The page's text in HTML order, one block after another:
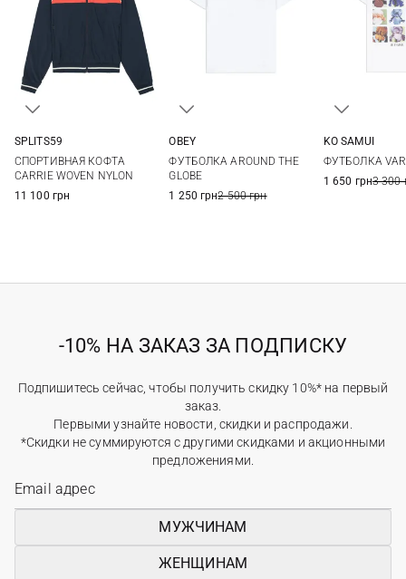
XL
SPLITS59
СПОРТИВНАЯ КОФТА
CARRIE WOVEN NYLON
11 100 грн
OBEY
ФУТБОЛКА AROUND THE
GLOBE
1 250 грн2 500 грн
KO SAMUI
ФУТБОЛКА
1 650 грн3 300
-10% НА ЗАКАЗ ЗА ПОДПИСКУ
Подпишитесь сейчас, чтобы получить скидку 10%* на первый
заказ.
Первыми узнайте новости, скидки и распродажи.
*Скидки не суммируются с другими скидками и акционными
предложениями.
МУЖЧИНАМ
ЖЕНЩИНАМ